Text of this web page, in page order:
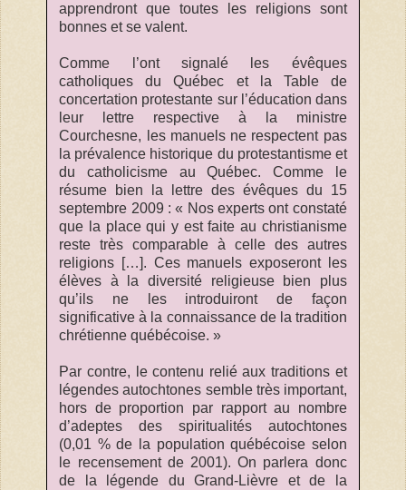
apprendront que toutes les religions sont
bonnes et se valent.
Comme l’ont signalé les évêques
catholiques du Québec et la Table de
concertation protestante sur l’éducation dans
leur lettre respective à la ministre
Courchesne, les manuels ne respectent pas
la prévalence historique du protestantisme et
du catholicisme au Québec. Comme le
résume bien la lettre des évêques du 15
septembre 2009 : « Nos experts ont constaté
que la place qui y est faite au christianisme
reste très comparable à celle des autres
religions […]. Ces manuels exposeront les
élèves à la diversité religieuse bien plus
qu’ils ne les introduiront de façon
significative à la connaissance de la tradition
chrétienne québécoise. »
Par contre, le contenu relié aux traditions et
légendes autochtones semble très important,
hors de proportion par rapport au nombre
d’adeptes des spiritualités autochtones
(0,01 % de la population québécoise selon
le recensement de 2001). On parlera donc
de la légende du Grand-Lièvre et de la